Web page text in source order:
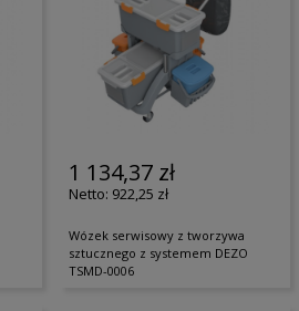
1 134,37 zł
922,25 zł
Wózek serwisowy z tworzywa
sztucznego z systemem DEZO
TSMD-0006